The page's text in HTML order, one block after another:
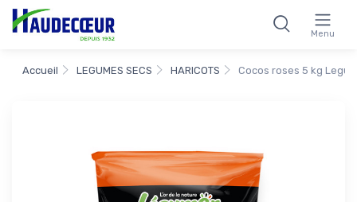
Menu
Accueil LEGUMES SECS HARICOTS Cocos roses 5 kg